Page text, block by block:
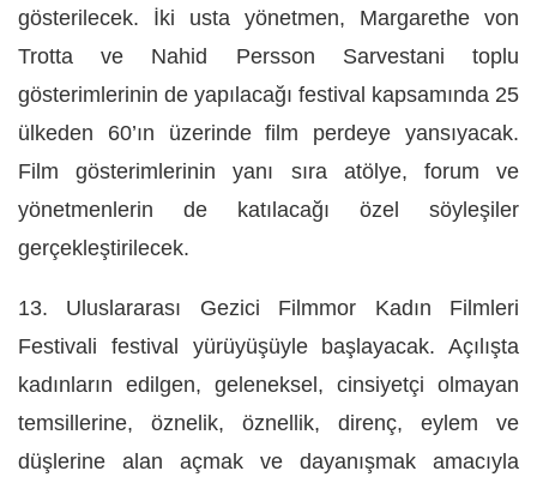
gösterilecek. İki usta yönetmen, Margarethe von
Trotta ve Nahid Persson Sarvestani toplu
gösterimlerinin de yapılacağı festival kapsamında 25
ülkeden 60’ın üzerinde film perdeye yansıyacak.
Film gösterimlerinin yanı sıra atölye, forum ve
yönetmenlerin de katılacağı özel söyleşiler
gerçekleştirilecek.
13. Uluslararası Gezici Filmmor Kadın Filmleri
Festivali festival yürüyüşüyle başlayacak. Açılışta
kadınların edilgen, geleneksel, cinsiyetçi olmayan
temsillerine, öznelik, öznellik, direnç, eylem ve
düşlerine alan açmak ve dayanışmak amacıyla